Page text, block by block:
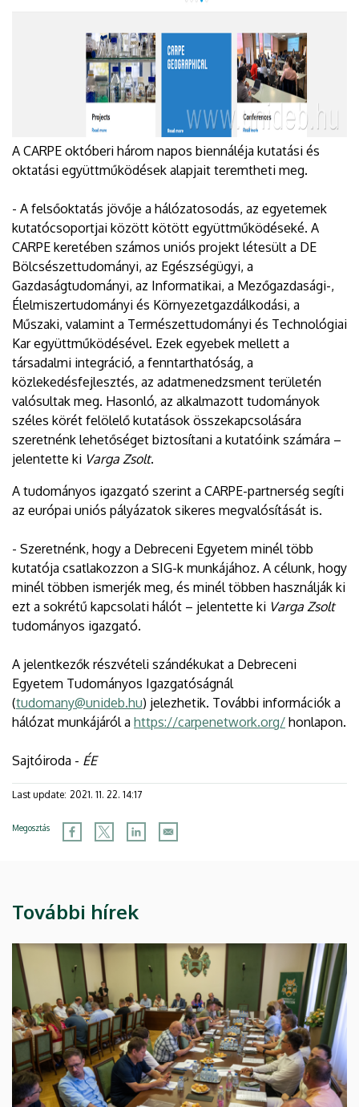
A CARPE októberi három napos biennáléja kutatási és
oktatási együttműködések alapjait teremtheti meg.
- A felsőoktatás jövője a hálózatosodás, az egyetemek
kutatócsoportjai között kötött együttműködéseké. A
CARPE keretében számos uniós projekt létesült a DE
Bölcsészettudományi, az Egészségügyi, a
Gazdaságtudományi, az Informatikai, a Mezőgazdasági-,
Élelmiszertudományi és Környezetgazdálkodási, a
Műszaki, valamint a Természettudományi és Technológiai
Kar együttműködésével. Ezek egyebek mellett a
társadalmi integráció, a fenntarthatóság, a
közlekedésfejlesztés, az adatmenedzsment területén
valósultak meg. Hasonló, az alkalmazott tudományok
széles körét felölelő kutatások összekapcsolására
szeretnénk lehetőséget biztosítani a kutatóink számára –
jelentette ki Varga Zsolt.
A tudományos igazgató szerint a CARPE-partnerség segíti
az európai uniós pályázatok sikeres megvalósítását is.
- Szeretnénk, hogy a Debreceni Egyetem minél több
kutatója csatlakozzon a SIG-k munkájához. A célunk, hogy
minél többen ismerjék meg, és minél többen használják ki
ezt a sokrétű kapcsolati hálót – jelentette ki Varga Zsolt
tudományos igazgató.
A jelentkezők részvételi szándékukat a Debreceni
Egyetem Tudományos Igazgatóságnál
(tudomany@unideb.hu) jelezhetik. További információk a
hálózat munkájáról a https://carpenetwork.org/ honlapon.
Sajtóiroda - ÉE
Last update: 2021. 11. 22. 14:17
Megosztás
További hírek